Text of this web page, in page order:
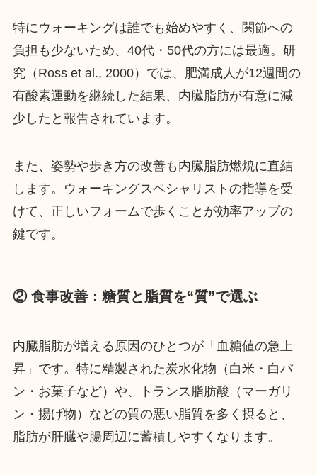
特にウォーキングは誰でも始めやすく、関節への
負担も少ないため、40代・50代の方には最適。研
究（Ross et al., 2000）では、肥満成人が12週間の
有酸素運動を継続した結果、内臓脂肪が有意に減
少したと報告されています。
また、姿勢や歩き方の改善も内臓脂肪燃焼に直結
します。ウォーキングスペシャリストの指導を受
けて、正しいフォームで歩くことが効率アップの
鍵です。
② 食事改善：糖質と脂質を“質”で選ぶ
内臓脂肪が増える原因のひとつが「血糖値の急上
昇」です。特に精製された炭水化物（白米・白パ
ン・お菓子など）や、トランス脂肪酸（マーガリ
ン・揚げ物）などの質の悪い脂質を多く摂ると、
脂肪が肝臓や腸周辺に蓄積しやすくなります。